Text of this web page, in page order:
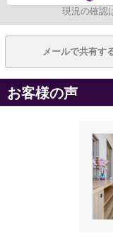
現況の確認
メールで共有す
お客様の声